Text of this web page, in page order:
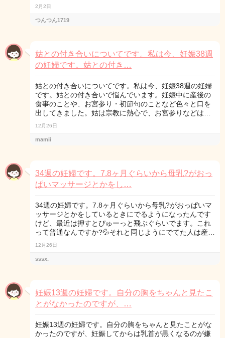
2月2日
つんつん1719
姑との付き合いについてです。私は今、妊娠38週
の妊婦です。姑との付き…
姑との付き合いについてです。私は今、妊娠38週の妊婦
です。姑との付き合いで悩んでいます。妊娠中に産後の
食事のことや、お宮参り・初節句のことなど色々と口を
出してきました。姑は宗教に熱心で、お宮参りなどは…
12月26日
mamii
34週の妊婦です。7.8ヶ月ぐらいから母乳?がおっ
ぱいマッサージとかをし…
34週の妊婦です。7.8ヶ月ぐらいから母乳?がおっぱいマ
ッサージとかをしているときにでるようになったんです
けど、最近は押すとぴゅーっと飛ぶぐらいでます。これ
って普通なんですか?💦それと同じようにでてた人は産…
12月26日
sssx.
妊娠13週の妊婦です。自分の胸をちゃんと見たこ
とがなかったのですが、…
妊娠13週の妊婦です。自分の胸をちゃんと見たことがな
かったのですが、妊娠してからは乳首が黒くなるのが嫌